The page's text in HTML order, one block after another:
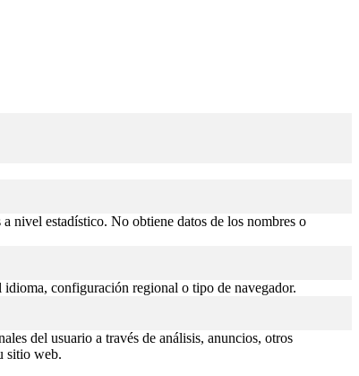
nivel estadístico. No obtiene datos de los nombres o
idioma, configuración regional o tipo de navegador.
del usuario a través de análisis, anuncios, otros
sitio web.